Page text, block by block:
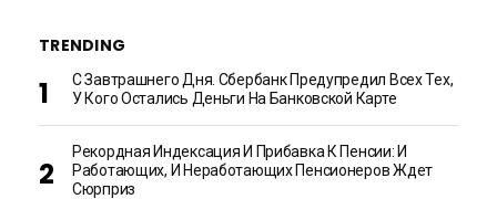
TRENDING
С Завтрашнего Дня. Сбербанк Предупредил Всех Тех,
У Кого Остались Деньги На Банковской Карте
Рекордная Индексация И Прибавка К Пенсии: И
Работающих, И Неработающих Пенсионеров Ждет
Сюрприз